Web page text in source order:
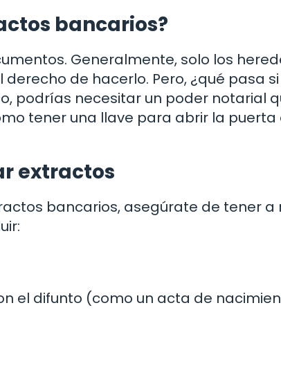
bancarios?
Generalmente, solo los
de hacerlo. Pero, ¿qué pasa
podrías necesitar un poder notarial
tener una llave para abrir la puerta
extractos
bancarios, asegúrate de tener a
el difunto (como un acta de